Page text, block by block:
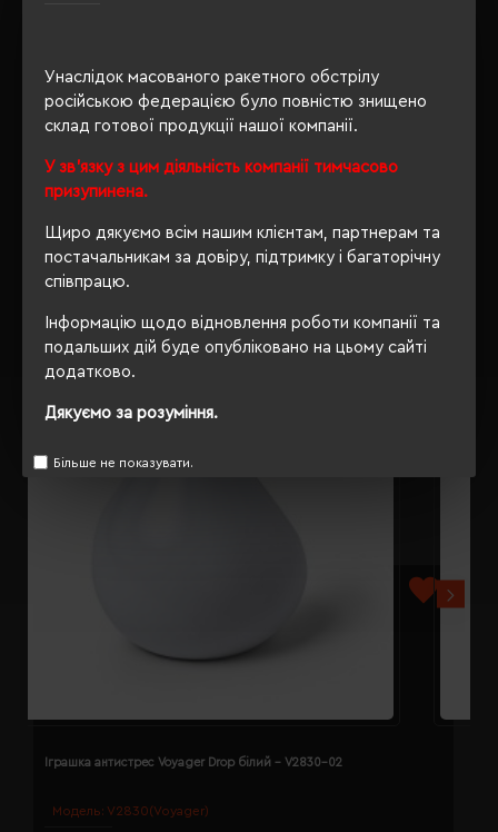
Унаслідок масованого ракетного обстрілу
російською федерацією було повністю знищено
склад готової продукції нашої компанії.
У зв'язку з цим діяльність компанії тимчасово
призупинена.
Щиро дякуємо всім нашим клієнтам, партнерам та
постачальникам за довіру, підтримку і багаторічну
співпрацю.
Інформацію щодо відновлення роботи компанії та
подальших дій буде опубліковано на цьому сайті
додатково.
Дякуємо за розуміння.
Більше не показувати.
ОПИС
РЕКОМЕНДУЄМО
Модель: V2830(Voyager)
Іграшка антистрес Voyager Drop білий - V2830-02